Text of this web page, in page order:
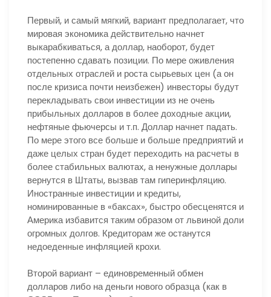
Первый, и самый мягкий, вариант предполагает, что
мировая экономика действительно начнет
выкарабкиваться, а доллар, наоборот, будет
постепенно сдавать позиции. По мере оживления
отдельных отраслей и роста сырьевых цен (а он
после кризиса почти неизбежен) инвесторы будут
перекладывать свои инвестиции из не очень
прибыльных долларов в более доходные акции,
нефтяные фьючерсы и т.п. Доллар начнет падать.
По мере этого все больше и больше предприятий и
даже целых стран будет переходить на расчеты в
более стабильных валютах, а ненужные доллары
вернутся в Штаты, вызвав там гиперинфляцию.
Иностранные инвестиции и кредиты,
номинированные в «баксах», быстро обесценятся и
Америка избавится таким образом от львиной доли
огромных долгов. Кредиторам же останутся
недоеденные инфляцией крохи.
Второй вариант – единовременный обмен
долларов либо на деньги нового образца (как в